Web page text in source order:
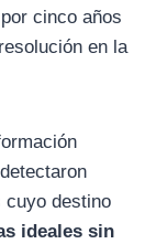
cinco años
en la
cuyo destino
ideales sin